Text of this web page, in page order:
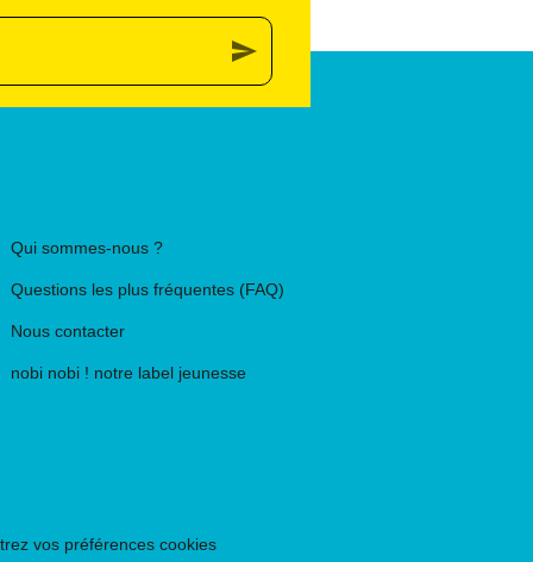
send
Qui sommes-nous ?
Questions les plus fréquentes (FAQ)
Nous contacter
nobi nobi ! notre label jeunesse
vos préférences cookies